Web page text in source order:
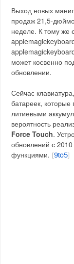
Выход новых
продаж 21,5-
неделе. К тому же
может косвенно
обновлении.
Сейчас
батареек,
литиевыми
вероятность
Force Touch.
обновлений с
функциями.
[9to5